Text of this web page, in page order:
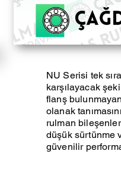
NU Serisi tek
karşılayacak
flanş
olanak
rulman
düşük sürtünme
güvenilir